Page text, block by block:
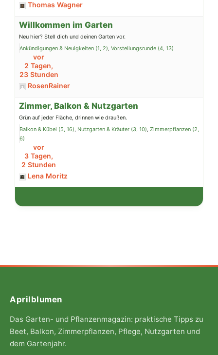
Thomas Wagner
Willkommen im Garten
Neu hier? Stell dich und deinen Garten vor.
Ankündigungen & Neuigkeiten (1, 2) Vorstellungsrunde (4, 13)
vor
2 Tagen,
23 Stunden
RosenRainer
Zimmer, Balkon & Nutzgarten
Grün auf jeder Fläche, drinnen wie draußen.
Balkon & Kübel (5, 16) Nutzgarten & Kräuter (3, 10) Zimmerpflanzen (2,
6)
vor
3 Tagen,
2 Stunden
Lena Moritz
Aprilblumen
Das Garten- und Pflanzenmagazin: praktische Tipps zu
Beet, Balkon, Zimmerpflanzen, Pflege, Nutzgarten und
dem Gartenjahr.